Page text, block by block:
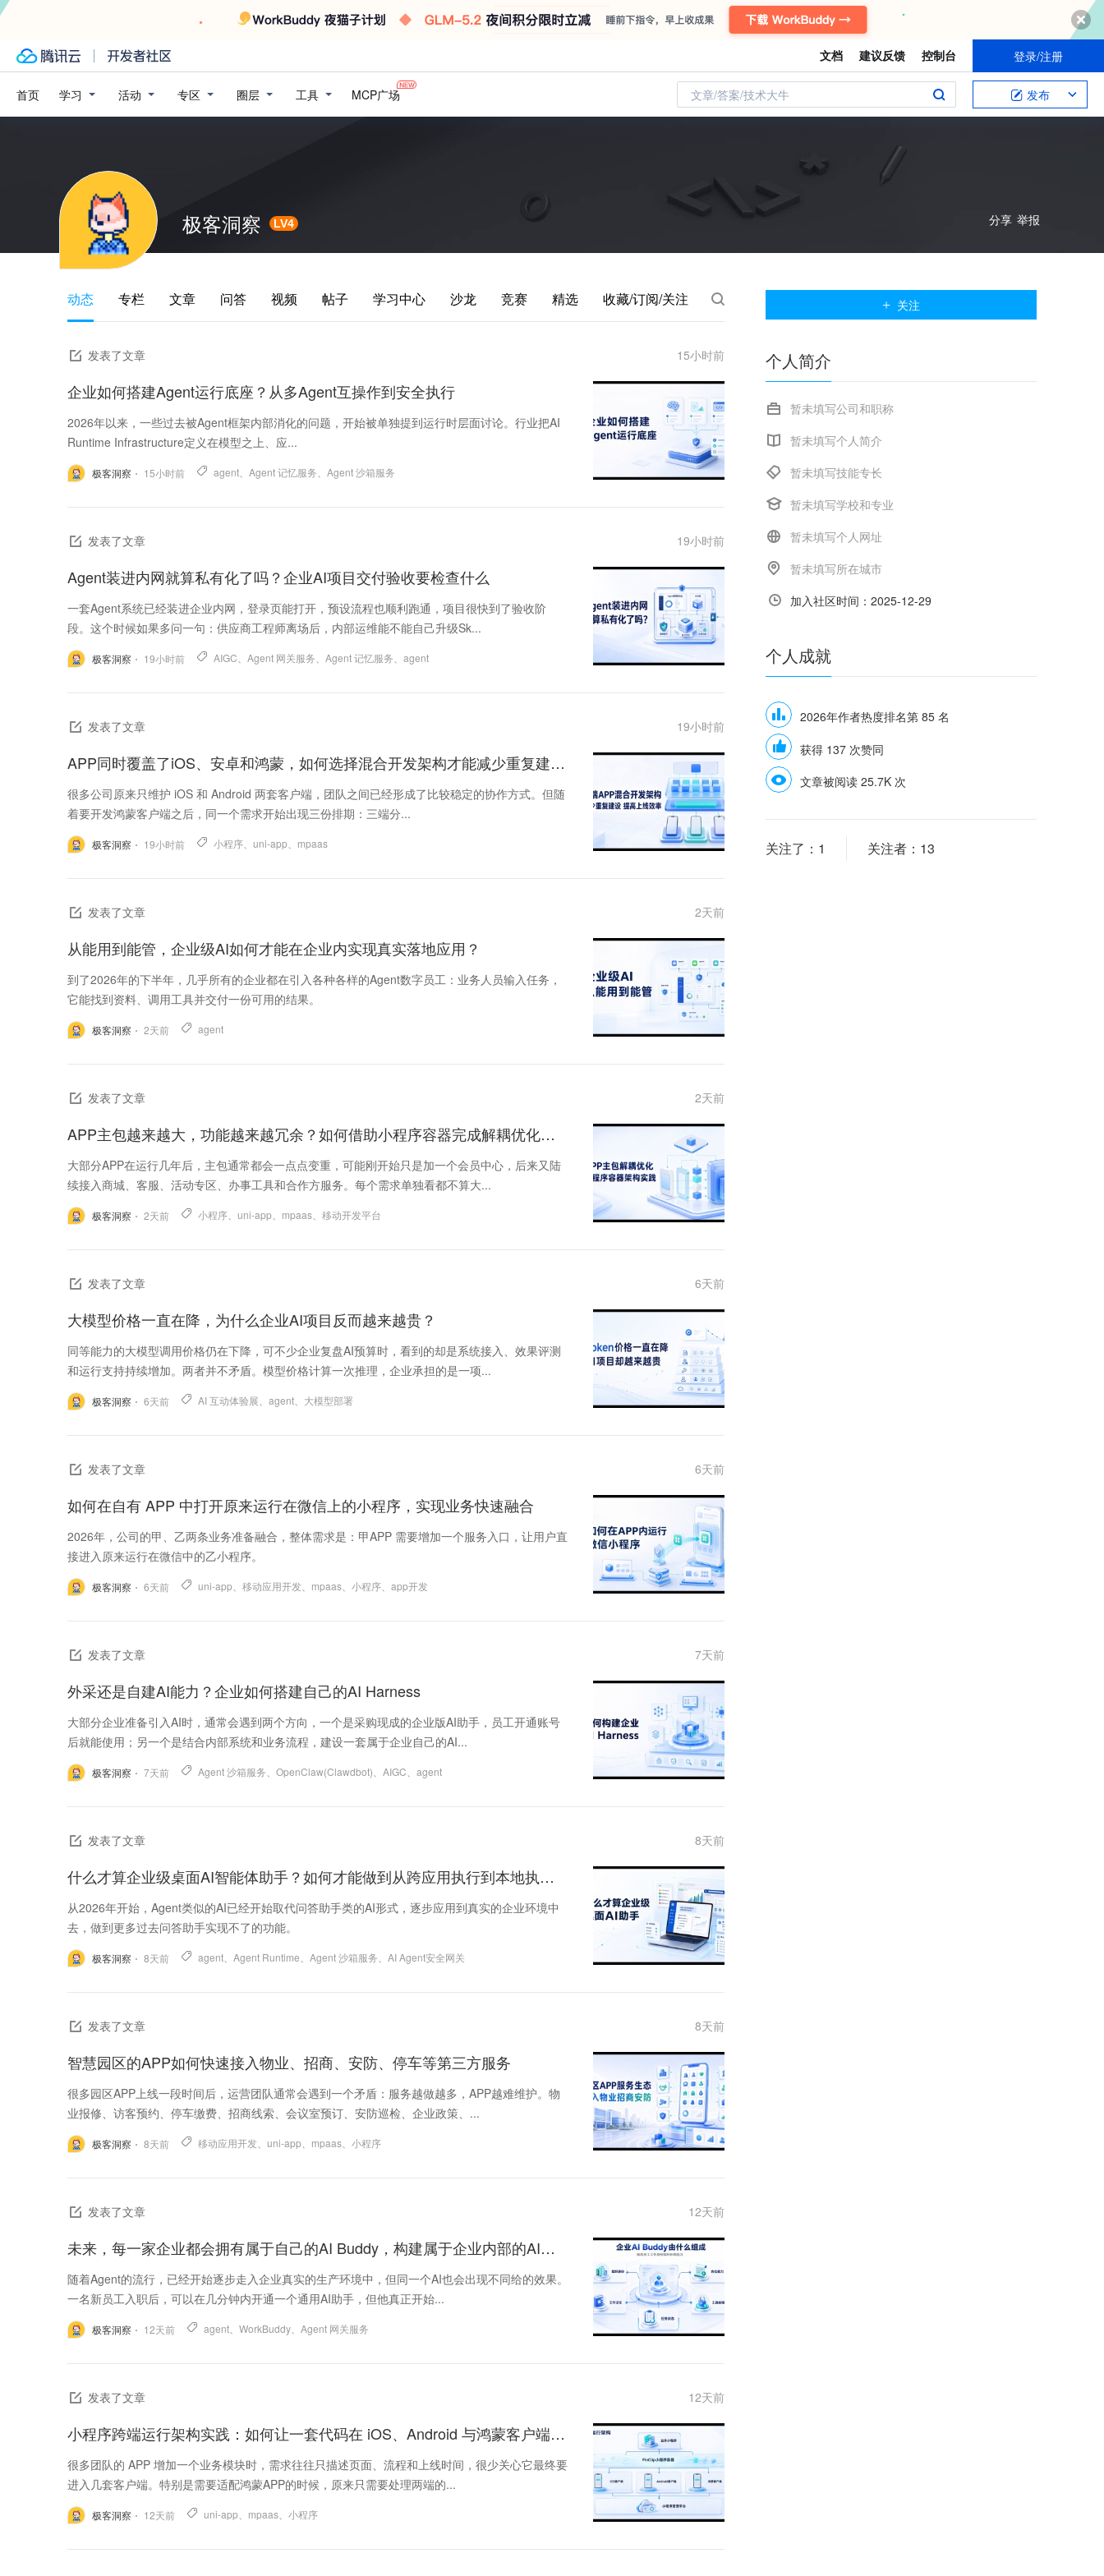
文档 建议反馈 控制台 登录/注册
首页 学习 活动 专区 圈层 工具 MCP广场 文章/答案/技术大牛 发布
极客洞察 LV4 分享 举报
动态 专栏 文章 问答 视频 帖子 学习中心 沙龙 竞赛 精选 收藏/订阅/关注
发表了文章 15小时前
企业如何搭建Agent运行底座？从多Agent互操作到安全执行
2026年以来，一些过去被Agent框架内部消化的问题，开始被单独提到运行时层面讨论。行业把AI
Runtime Infrastructure定义在模型之上、应...
极客洞察 15小时前 agent、 Agent 记忆服务、 Agent 沙箱服务
发表了文章 19小时前
Agent装进内网就算私有化了吗？企业AI项目交付验收要检查什么
一套Agent系统已经装进企业内网，登录页能打开，预设流程也顺利跑通，项目很快到了验收阶
段。这个时候如果多问一句：供应商工程师离场后，内部运维能不能自己升级Sk...
极客洞察 19小时前 AIGC、 Agent 网关服务、 Agent 记忆服务、 agent
发表了文章 19小时前
APP同时覆盖了iOS、安卓和鸿蒙，如何选择混合开发架构才能减少重复建设，提高功能上线效率～
很多公司原来只维护 iOS 和 Android 两套客户端，团队之间已经形成了比较稳定的协作方式。但随
着要开发鸿蒙客户端之后，同一个需求开始出现三份排期：三端分...
极客洞察 19小时前 小程序、 uni-app、 mpaas
发表了文章 2天前
从能用到能管，企业级AI如何才能在企业内实现真实落地应用？
到了2026年的下半年，几乎所有的企业都在引入各种各样的Agent数字员工：业务人员输入任务，
它能找到资料、调用工具并交付一份可用的结果。
极客洞察 2天前 agent
发表了文章 2天前
APP主包越来越大，功能越来越冗余？如何借助小程序容器完成解耦优化，提高运行效率？
大部分APP在运行几年后，主包通常都会一点点变重，可能刚开始只是加一个会员中心，后来又陆
续接入商城、客服、活动专区、办事工具和合作方服务。每个需求单独看都不算大...
极客洞察 2天前 小程序、 uni-app、 mpaas、 移动开发平台
发表了文章 6天前
大模型价格一直在降，为什么企业AI项目反而越来越贵？
同等能力的大模型调用价格仍在下降，可不少企业复盘AI预算时，看到的却是系统接入、效果评测
和运行支持持续增加。两者并不矛盾。模型价格计算一次推理，企业承担的是一项...
极客洞察 6天前 AI 互动体验展、 agent、 大模型部署
发表了文章 6天前
如何在自有 APP 中打开原来运行在微信上的小程序，实现业务快速融合
2026年，公司的甲、乙两条业务准备融合，整体需求是：甲APP 需要增加一个服务入口，让用户直
接进入原来运行在微信中的乙小程序。
极客洞察 6天前 uni-app、 移动应用开发、 mpaas、 小程序、 app开发
发表了文章 7天前
外采还是自建AI能力？企业如何搭建自己的AI Harness
大部分企业准备引入AI时，通常会遇到两个方向，一个是采购现成的企业版AI助手，员工开通账号
后就能使用；另一个是结合内部系统和业务流程，建设一套属于企业自己的AI...
极客洞察 7天前 Agent 沙箱服务、 OpenClaw(Clawdbot)、 AIGC、 agent
发表了文章 8天前
什么才算企业级桌面AI智能体助手？如何才能做到从跨应用执行到本地执行的安全控制
从2026年开始，Agent类似的AI已经开始取代问答助手类的AI形式，逐步应用到真实的企业环境中
去，做到更多过去问答助手实现不了的功能。
极客洞察 8天前 agent、 Agent Runtime、 Agent 沙箱服务、 AI Agent安全网关
发表了文章 8天前
智慧园区的APP如何快速接入物业、招商、安防、停车等第三方服务
很多园区APP上线一段时间后，运营团队通常会遇到一个矛盾：服务越做越多，APP越难维护。物
业报修、访客预约、停车缴费、招商线索、会议室预订、安防巡检、企业政策、...
极客洞察 8天前 移动应用开发、 uni-app、 mpaas、 小程序
发表了文章 12天前
未来，每一家企业都会拥有属于自己的AI Buddy，构建属于企业内部的AI能力
随着Agent的流行，已经开始逐步走入企业真实的生产环境中，但同一个AI也会出现不同给的效果。
一名新员工入职后，可以在几分钟内开通一个通用AI助手，但他真正开始...
极客洞察 12天前 agent、 WorkBuddy、 Agent 网关服务
发表了文章 12天前
小程序跨端运行架构实践：如何让一套代码在 iOS、Android 与鸿蒙客户端实现同时接入和管理
很多团队的 APP 增加一个业务模块时，需求往往只描述页面、流程和上线时间，很少关心它最终要
进入几套客户端。特别是需要适配鸿蒙APP的时候，原来只需要处理两端的...
极客洞察 12天前 uni-app、 mpaas、 小程序
关注
个人简介
暂未填写公司和职称
暂未填写个人简介
暂未填写技能专长
暂未填写学校和专业
暂未填写个人网址
暂未填写所在城市
加入社区时间：2025-12-29
个人成就
2026年作者热度排名第 85 名
获得 137 次赞同
文章被阅读 25.7K 次
关注了： 1 关注者： 13